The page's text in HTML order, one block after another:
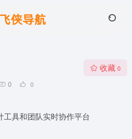
0 0
收藏 0
具和团队实时协作平台